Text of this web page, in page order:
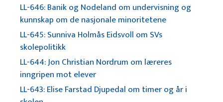
LL-646: Banik og Nodeland om undervisning og
kunnskap om de nasjonale minoritetene
LL-645: Sunniva Holmås Eidsvoll om SVs
skolepolitikk
LL-644: Jon Christian Nordrum om læreres
inngripen mot elever
LL-643: Elise Farstad Djupedal om timer og år i